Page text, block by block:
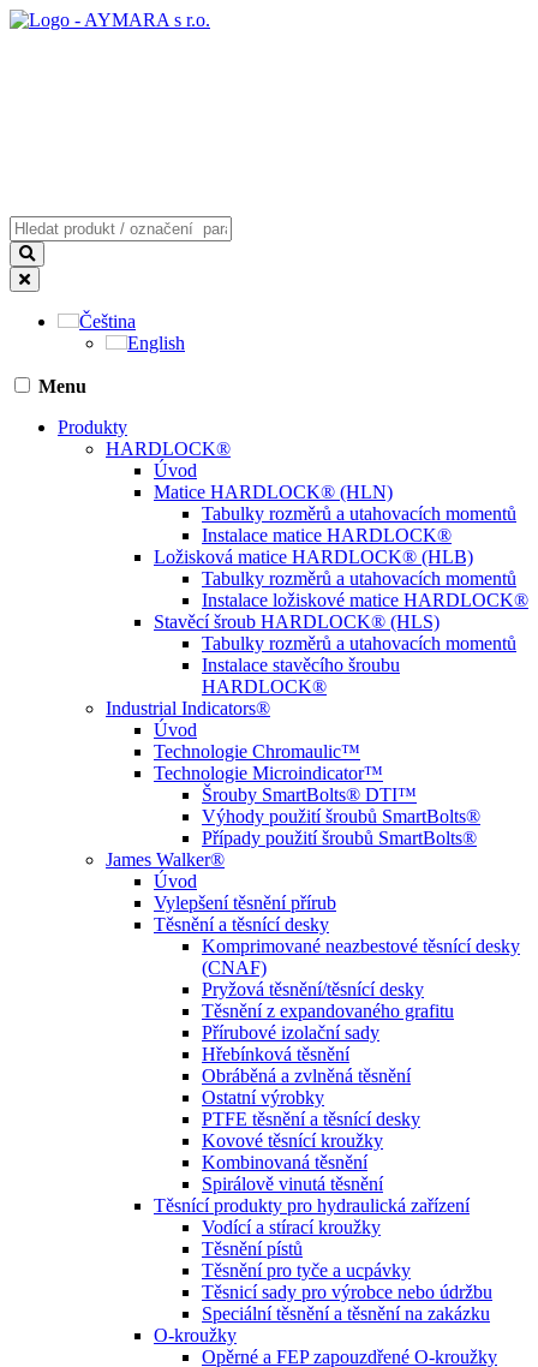
Čeština
English
Menu
Produkty
HARDLOCK®
Úvod
Matice HARDLOCK® (HLN)
Tabulky rozměrů a utahovacích momentů
Instalace matice HARDLOCK®
Ložisková matice HARDLOCK® (HLB)
Tabulky rozměrů a utahovacích momentů
Instalace ložiskové matice HARDLOCK®
Stavěcí šroub HARDLOCK® (HLS)
Tabulky rozměrů a utahovacích momentů
Instalace stavěcího šroubu
HARDLOCK®
Industrial Indicators®
Úvod
Technologie Chromaulic™
Technologie Microindicator™
Šrouby SmartBolts® DTI™
Výhody použití šroubů SmartBolts®
Případy použití šroubů SmartBolts®
James Walker®
Úvod
Vylepšení těsnění přírub
Těsnění a těsnící desky
Komprimované neazbestové těsnící desky
(CNAF)
Pryžová těsnění/těsnící desky
Těsnění z expandovaného grafitu
Přírubové izolační sady
Hřebínková těsnění
Obráběná a zvlněná těsnění
Ostatní výrobky
PTFE těsnění a těsnící desky
Kovové těsnící kroužky
Kombinovaná těsnění
Spirálově vinutá těsnění
Těsnící produkty pro hydraulická zařízení
Vodící a stírací kroužky
Těsnění pístů
Těsnění pro tyče a ucpávky
Těsnicí sady pro výrobce nebo údržbu
Speciální těsnění a těsnění na zakázku
O-kroužky
Opěrné a FEP zapouzdřené O-kroužky